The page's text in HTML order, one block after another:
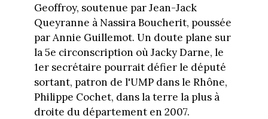
Geoffroy, soutenue par Jean-Jack
Queyranne à Nassira Boucherit, poussée
par Annie Guillemot. Un doute plane sur
la 5e circonscription où Jacky Darne, le
1er secrétaire pourrait défier le député
sortant, patron de l'UMP dans le Rhône,
Philippe Cochet, dans la terre la plus à
droite du département en 2007.